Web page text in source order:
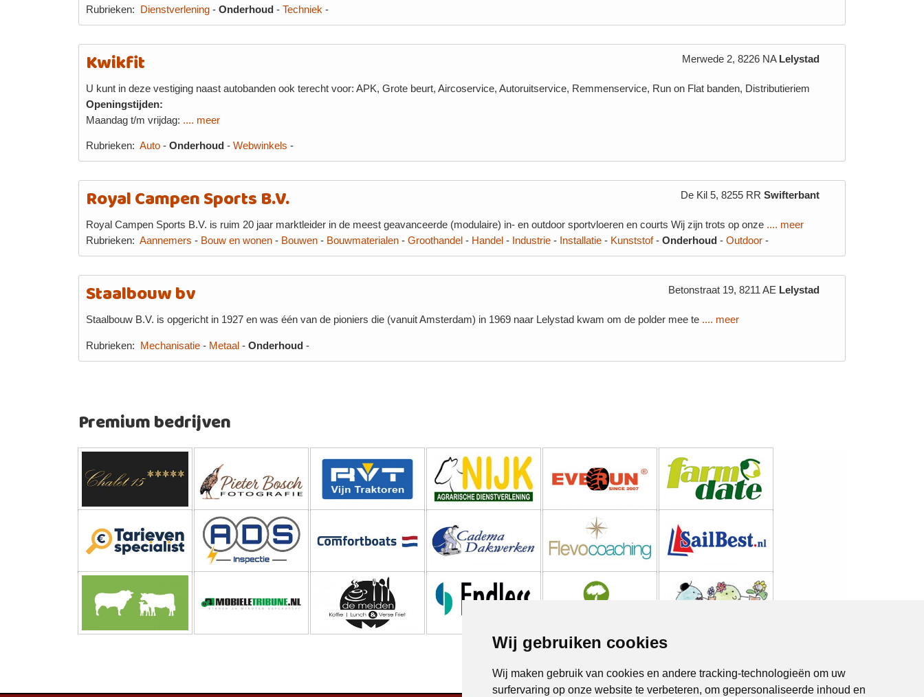
Wij gebruiken cookies
Wij maken gebruik van cookies en andere tracking-technologieën om uw
surfervaring op onze website te verbeteren, om gepersonaliseerde inhoud en
Rubrieken: Dienstverlening- Onderhoud - Techniek -
Kwikfit Merwede 2, 8226 NA Lelystad
U kunt in deze vestiging naast autobanden ook terecht voor: APK, Grote beurt, Aircoservice, Autoruitservice, Remmenservice, Run on Flat banden, Distributieriem
Openingstijden:
Maandag t/m vrijdag: .... meer
Rubrieken: Auto- Onderhoud - Webwinkels -
Royal Campen Sports B.V. De Kil 5, 8255 RR Swifterbant
Royal Campen Sports B.V. is ruim 20 jaar marktleider in de meest geavanceerde (modulaire) in- en outdoor sportvloeren en courts Wij zijn trots op onze .... meer
Rubrieken: Aannemers - Bouw en wonen- Bouwen- Bouwmaterialen- Groothandel - Handel - Industrie- Installatie- Kunststof- Onderhoud - Outdoor-
Staalbouw bv Betonstraat 19, 8211 AE Lelystad
Staalbouw B.V. is opgericht in 1927 en was één van de pioniers die (vanuit Amsterdam) in 1969 naar Lelystad kwam om de polder mee te .... meer
Rubrieken: Mechanisatie- Metaal- Onderhoud-
Premium bedrijven